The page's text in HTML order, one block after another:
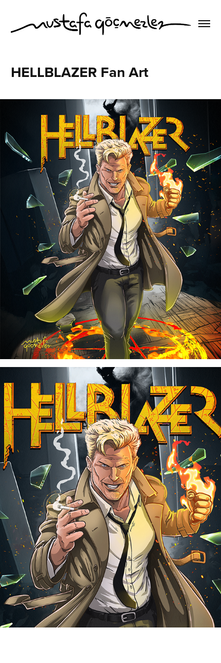
HELLBLAZER Fan Art